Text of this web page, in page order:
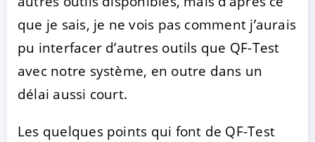
que je sais, je ne vois pas comment j’aurais
pu interfacer d’autres outils que QF-Test
avec notre système, en outre dans un
délai aussi court.
Les quelques points qui font de QF-Test
Mentions légales| Protection des données